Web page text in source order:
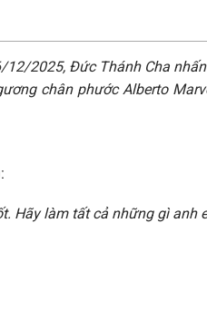
2025, Đức Thánh Cha
chân phước Alberto
Hãy làm tất cả những gì